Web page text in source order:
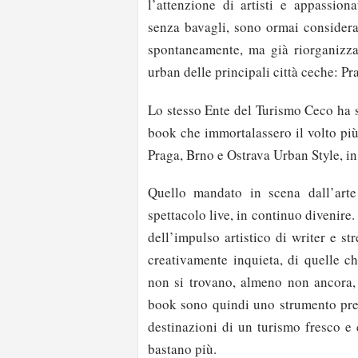
l’attenzione di artisti e
senza bavagli, sono ormai
spontaneamente, ma già
urban delle principali città ceche:
Lo stesso Ente del Turismo Ceco
book che immortalassero il volto
Praga, Brno e Ostrava Urban Style,
Quello mandato in scena
spettacolo live, in continuo
dell’impulso artistico di writer e
creativamente inquieta, di quelle
non si trovano, almeno non
book sono quindi uno strumento
destinazioni di un turismo fresco
bastano più.